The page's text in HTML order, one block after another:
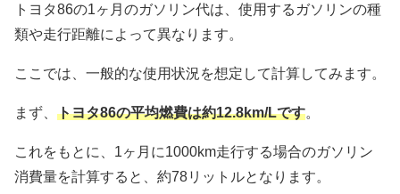
トヨタ86の1ヶ月のガソリン代は、使用するガソリンの種
類や走行距離によって異なります。
ここでは、一般的な使用状況を想定して計算してみます。
まず、 トヨタ86の平均燃費は約12.8km/Lです。
これをもとに、1ヶ月に1000km走行する場合のガソリン
消費量を計算すると、約78リットルとなります。